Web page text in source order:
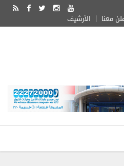
الأرشيف معنا